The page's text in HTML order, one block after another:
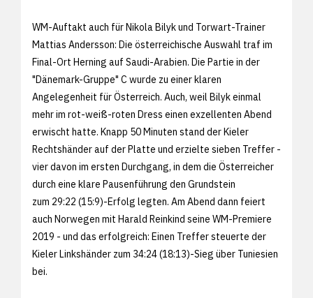
WM-Auftakt auch für Nikola Bilyk und Torwart-Trainer
Mattias Andersson: Die österreichische Auswahl traf im
Final-Ort Herning auf Saudi-Arabien. Die Partie in der
"Dänemark-Gruppe" C wurde zu einer klaren
Angelegenheit für Österreich. Auch, weil Bilyk einmal
mehr im rot-weiß-roten Dress einen exzellenten Abend
erwischt hatte. Knapp 50 Minuten stand der Kieler
Rechtshänder auf der Platte und erzielte sieben Treffer -
vier davon im ersten Durchgang, in dem die Österreicher
durch eine klare Pausenführung den Grundstein
zum 29:22 (15:9)-Erfolg legten. Am Abend dann feiert
auch Norwegen mit Harald Reinkind seine WM-Premiere
2019 - und das erfolgreich: Einen Treffer steuerte der
Kieler Linkshänder zum 34:24 (18:13)-Sieg über Tuniesien
bei.